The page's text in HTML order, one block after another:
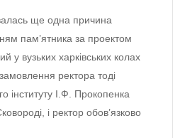
ще одна причина
пам’ятника за проектом
у вузьких харківських колах
ректора тоді
інституту І.Ф. Прокопенка
і ректор обов’язково